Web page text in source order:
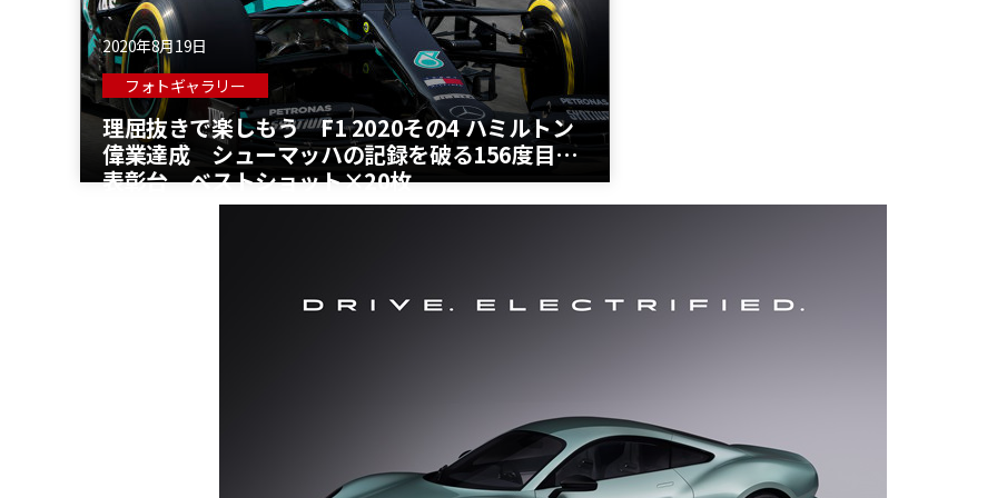
2020年8月19日
フォトギャラリー
理屈抜きで楽しもう F1 2020その4 ハミルトン
偉業達成 シューマッハの記録を破る156度目の
表彰台 ベストショット×20枚